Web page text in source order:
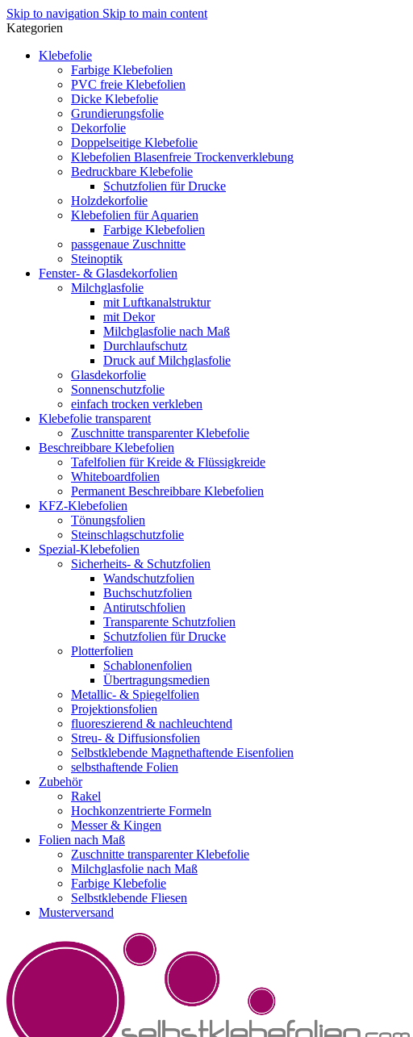
Skip to navigation Skip to main content
Kategorien
Klebefolie
Farbige Klebefolien
PVC freie Klebefolien
Dicke Klebefolie
Grundierungsfolie
Dekorfolie
Doppelseitige Klebefolie
Klebefolien Blasenfreie Trockenverklebung
Bedruckbare Klebefolie
Schutzfolien für Drucke
Holzdekorfolie
Klebefolien für Aquarien
Farbige Klebefolien
passgenaue Zuschnitte
Steinoptik
Fenster- & Glasdekorfolien
Milchglasfolie
mit Luftkanalstruktur
mit Dekor
Milchglasfolie nach Maß
Durchlaufschutz
Druck auf Milchglasfolie
Glasdekorfolie
Sonnenschutzfolie
einfach trocken verkleben
Klebefolie transparent
Zuschnitte transparenter Klebefolie
Beschreibbare Klebefolien
Tafelfolien für Kreide & Flüssigkreide
Whiteboardfolien
Permanent Beschreibbare Klebefolien
KFZ-Klebefolien
Tönungsfolien
Steinschlagschutzfolie
Spezial-Klebefolien
Sicherheits- & Schutzfolien
Wandschutzfolien
Buchschutzfolien
Antirutschfolien
Transparente Schutzfolien
Schutzfolien für Drucke
Plotterfolien
Schablonenfolien
Übertragungsmedien
Metallic- & Spiegelfolien
Projektionsfolien
fluoreszierend & nachleuchtend
Streu- & Diffusionsfolien
Selbstklebende Magnethaftende Eisenfolien
selbsthaftende Folien
Zubehör
Rakel
Hochkonzentrierte Formeln
Messer & Kingen
Folien nach Maß
Zuschnitte transparenter Klebefolie
Milchglasfolie nach Maß
Farbige Klebefolie
Selbstklebende Fliesen
Musterversand